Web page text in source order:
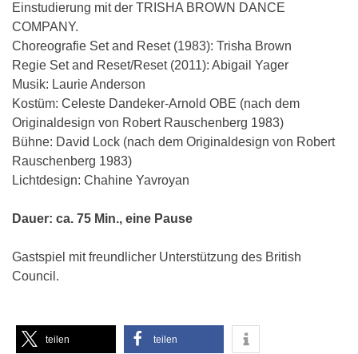
Einstudierung mit der TRISHA BROWN DANCE
COMPANY.
Choreografie Set and Reset (1983): Trisha Brown
Regie Set and Reset/Reset (2011): Abigail Yager
Musik: Laurie Anderson
Kostüm: Celeste Dandeker-Arnold OBE (nach dem
Originaldesign von Robert Rauschenberg 1983)
Bühne: David Lock (nach dem Originaldesign von Robert
Rauschenberg 1983)
Lichtdesign: Chahine Yavroyan
Dauer: ca. 75 Min., eine Pause
Gastspiel mit freundlicher Unterstützung des British
Council.
teilen teilen